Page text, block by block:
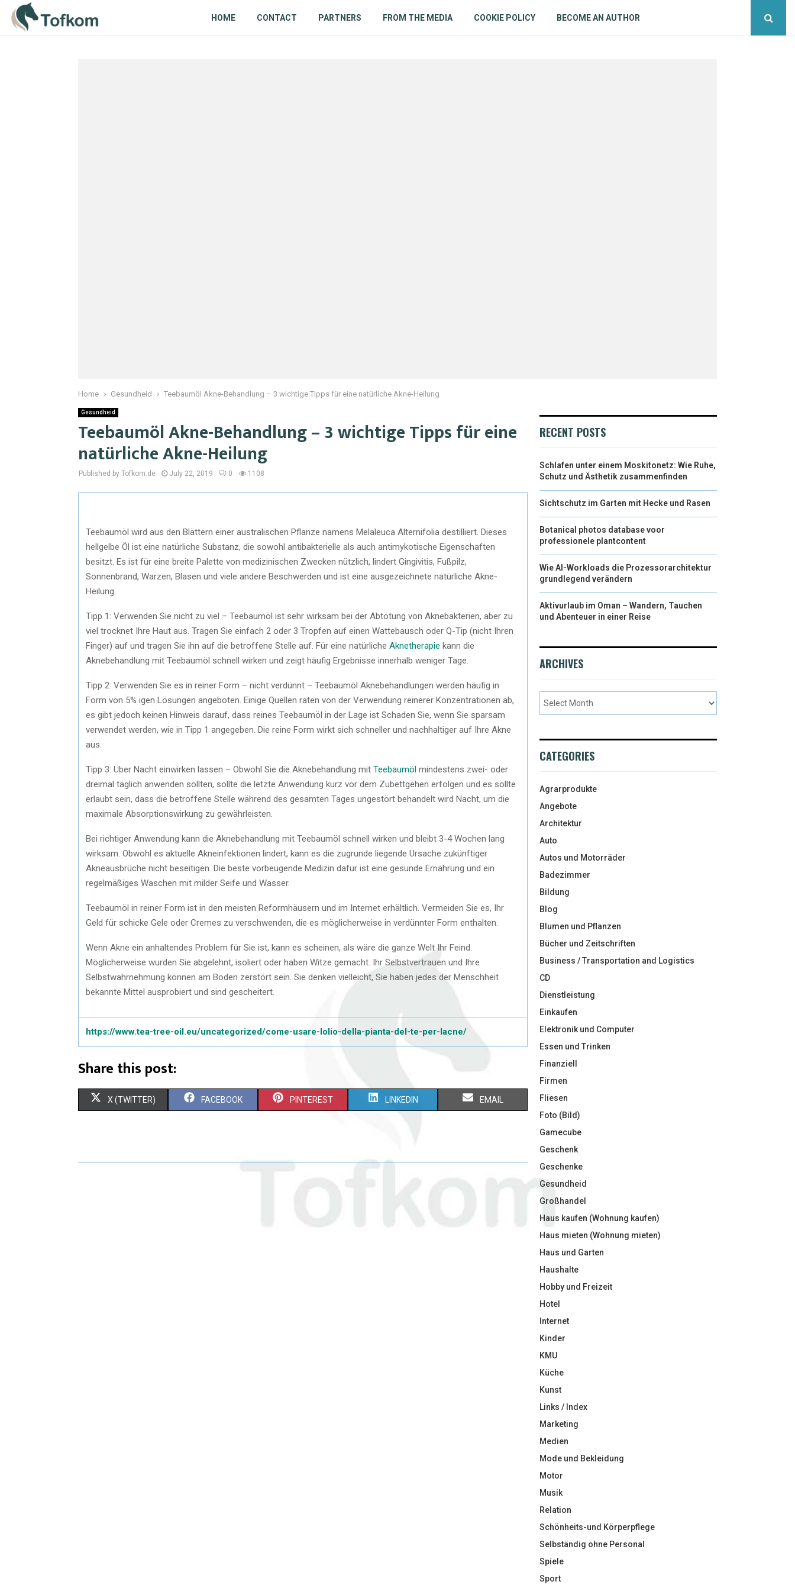
HOME CONTACT PARTNERS FROM THE MEDIA COOKIE POLICY BECOME AN AUTHOR
Home Gesundheid Teebaumöl Akne-Behandlung – 3 wichtige Tipps für eine natürliche Akne-Heilung
Gesundheid
Teebaumöl Akne-Behandlung – 3 wichtige Tipps für eine
natürliche Akne-Heilung
Published by Tofkom.de July 22, 2019 0 1108
Teebaumöl wird aus den Blättern einer australischen Pflanze namens Melaleuca Alternifolia destilliert. Dieses
hellgelbe Öl ist eine natürliche Substanz, die sowohl antibakterielle als auch antimykotische Eigenschaften
besitzt. Es ist für eine breite Palette von medizinischen Zwecken nützlich, lindert Gingivitis, Fußpilz,
Sonnenbrand, Warzen, Blasen und viele andere Beschwerden und ist eine ausgezeichnete natürliche Akne-
Heilung.
Tipp 1: Verwenden Sie nicht zu viel – Teebaumöl ist sehr wirksam bei der Abtötung von Aknebakterien, aber zu
viel trocknet Ihre Haut aus. Tragen Sie einfach 2 oder 3 Tropfen auf einen Wattebausch oder Q-Tip (nicht Ihren
Finger) auf und tragen Sie ihn auf die betroffene Stelle auf. Für eine natürliche Aknetherapie kann die
Aknebehandlung mit Teebaumöl schnell wirken und zeigt häufig Ergebnisse innerhalb weniger Tage.
Tipp 2: Verwenden Sie es in reiner Form – nicht verdünnt – Teebaumöl Aknebehandlungen werden häufig in
Form von 5% igen Lösungen angeboten. Einige Quellen raten von der Verwendung reinerer Konzentrationen ab,
es gibt jedoch keinen Hinweis darauf, dass reines Teebaumöl in der Lage ist Schaden Sie, wenn Sie sparsam
verwendet werden, wie in Tipp 1 angegeben. Die reine Form wirkt sich schneller und nachhaltiger auf Ihre Akne
aus.
Tipp 3: Über Nacht einwirken lassen – Obwohl Sie die Aknebehandlung mit Teebaumöl mindestens zwei- oder
dreimal täglich anwenden sollten, sollte die letzte Anwendung kurz vor dem Zubettgehen erfolgen und es sollte
erlaubt sein, dass die betroffene Stelle während des gesamten Tages ungestört behandelt wird Nacht, um die
maximale Absorptionswirkung zu gewährleisten.
Bei richtiger Anwendung kann die Aknebehandlung mit Teebaumöl schnell wirken und bleibt 3-4 Wochen lang
wirksam. Obwohl es aktuelle Akneinfektionen lindert, kann es die zugrunde liegende Ursache zukünftiger
Akneausbrüche nicht beseitigen. Die beste vorbeugende Medizin dafür ist eine gesunde Ernährung und ein
regelmäßiges Waschen mit milder Seife und Wasser.
Teebaumöl in reiner Form ist in den meisten Reformhäusern und im Internet erhältlich. Vermeiden Sie es, Ihr
Geld für schicke Gele oder Cremes zu verschwenden, die es möglicherweise in verdünnter Form enthalten.
Wenn Akne ein anhaltendes Problem für Sie ist, kann es scheinen, als wäre die ganze Welt Ihr Feind.
Möglicherweise wurden Sie abgelehnt, isoliert oder haben Witze gemacht. Ihr Selbstvertrauen und Ihre
Selbstwahrnehmung können am Boden zerstört sein. Sie denken vielleicht, Sie haben jedes der Menschheit
bekannte Mittel ausprobiert und sind gescheitert.
https://www.tea-tree-oil.eu/uncategorized/come-usare-lolio-della-pianta-del-te-per-lacne/
Share this post:
X (TWITTER) FACEBOOK PINTEREST LINKEDIN EMAIL
RECENT POSTS
Schlafen unter einem Moskitonetz: Wie Ruhe,
Schutz und Ästhetik zusammenfinden
Sichtschutz im Garten mit Hecke und Rasen
Botanical photos database voor
professionele plantcontent
Wie AI-Workloads die Prozessorarchitektur
grundlegend verändern
Aktivurlaub im Oman – Wandern, Tauchen
und Abenteuer in einer Reise
ARCHIVES
CATEGORIES
Agrarprodukte
Angebote
Architektur
Auto
Autos und Motorräder
Badezimmer
Bildung
Blog
Blumen und Pflanzen
Bücher und Zeitschriften
Business / Transportation and Logistics
CD
Dienstleistung
Einkaufen
Elektronik und Computer
Essen und Trinken
Finanziell
Firmen
Fliesen
Foto (Bild)
Gamecube
Geschenk
Geschenke
Gesundheid
Großhandel
Haus kaufen (Wohnung kaufen)
Haus mieten (Wohnung mieten)
Haus und Garten
Haushalte
Hobby und Freizeit
Hotel
Internet
Kinder
KMU
Küche
Kunst
Links / Index
Marketing
Medien
Mode und Bekleidung
Motor
Musik
Relation
Schönheits-und Körperpflege
Selbständig ohne Personal
Spiele
Sport